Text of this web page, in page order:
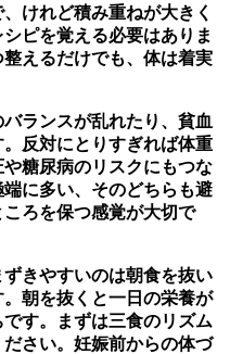
けれど積み重ねが大きく
ピを覚える必要はありま
えるだけでも、体は着実
ランスが乱れたり、貧血
反対にとりすぎれば体重
糖尿病のリスクにもつな
に多い、そのどちらも避
ろを保つ感覚が大切で
きやすいのは朝食を抜い
朝を抜くと一日の栄養が
す。まずは三食のリズム
さい。妊娠前からの体づ